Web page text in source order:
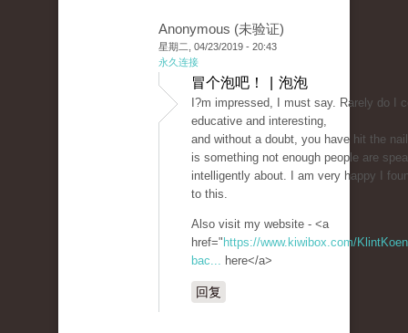
Anonymous (未验证)
星期二, 04/23/2019 - 20:43
永久连接
冒个泡吧！ | 泡泡
I?m impressed, I must say. Rarely do I
educative and interesting,
and without a doubt, you have hit the
is something not enough people are
intelligently about. I am very happy I
to this.
Also visit my website - <a
href=" https://www.kiwibox.com/
bac... here</a>
回复